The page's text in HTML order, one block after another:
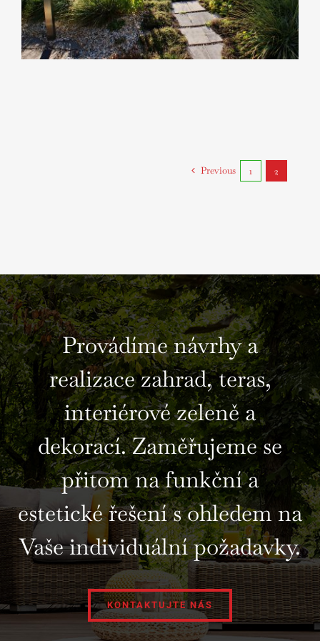
Previous 1 2
Provádíme návrhy a
realizace zahrad, teras,
interiérové zeleně a
dekorací. Zaměřujeme se
přitom na funkční a
estetické řešení s ohledem na
Vaše individuální požadavky.
KONTAKTUJTE NÁS